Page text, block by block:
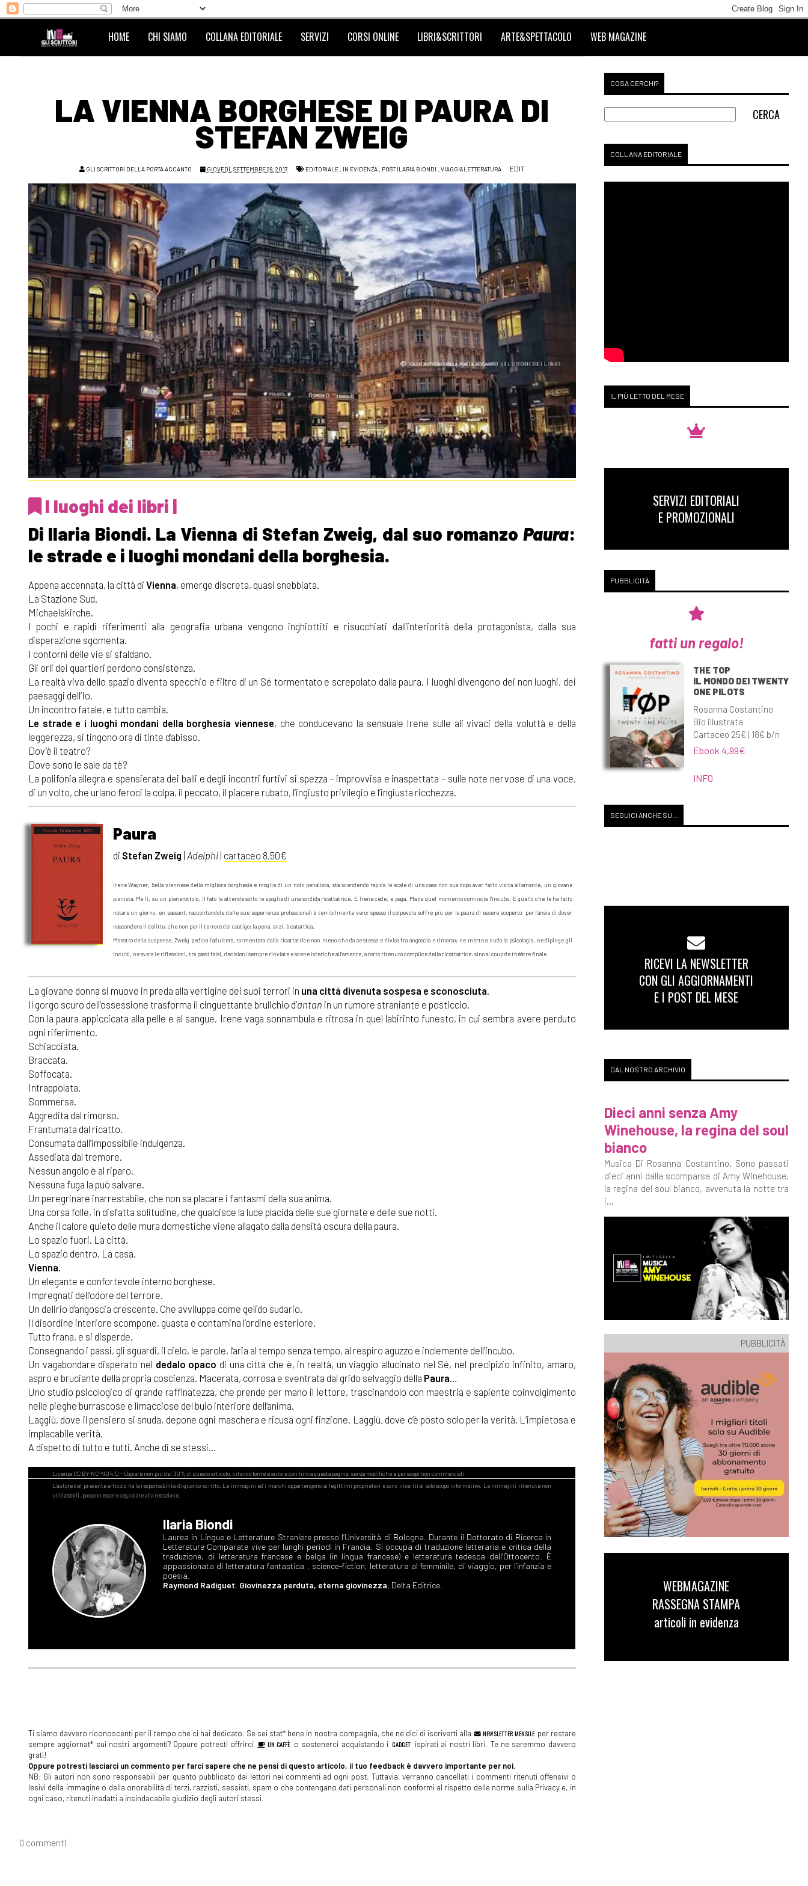
HOME CHI SIAMO COLLANA EDITORIALE SERVIZI CORSI ONLINE LIBRI&SCRITTORI ARTE&SPETTACOLO WEB MAGAZINE
LA VIENNA BORGHESE DI PAURA DI
STEFAN ZWEIG
GLI SCRITTORI DELLA PORTA ACCANTO GIOVEDÌ, SETTEMBRE 28, 2017 EDITORIALE, IN EVIDENZA, POST ILARIA BIONDI , VIAGGI&LETTERATURA EDIT
I luoghi dei libri |
Di Ilaria Biondi. La Vienna di Stefan Zweig, dal suo romanzo Paura:
le strade e i luoghi mondani della borghesia.
Appena accennata, la città di Vienna, emerge discreta, quasi snebbiata.
La Stazione Sud.
Michaelskirche.
I pochi e rapidi riferimenti alla geografia urbana vengono inghiottiti e risucchiati dall’interiorità della protagonista, dalla sua
disperazione sgomenta.
I contorni delle vie si sfaldano.
Gli orli dei quartieri perdono consistenza.
La realtà viva dello spazio diventa specchio e filtro di un Sé tormentato e screpolato dalla paura. I luoghi divengono dei non luoghi, dei
paesaggi dell’Io.
Un incontro fatale, e tutto cambia.
Le strade e i luoghi mondani della borghesia viennese, che conducevano la sensuale Irene sulle ali vivaci della voluttà e della
leggerezza, si tingono ora di tinte d’abisso.
Dov’è il teatro?
Dove sono le sale da tè?
La polifonia allegra e spensierata dei balli e degli incontri furtivi si spezza – improvvisa e inaspettata – sulle note nervose di una voce,
di un volto, che urlano feroci la colpa, il peccato, il piacere rubato, l’ingiusto privilegio e l’ingiusta ricchezza.
Paura
di Stefan Zweig | Adelphi| cartaceo 8,50€
Irene Wagner, bella viennese della migliore borghesia e moglie di un noto penalista, sta scendendo rapida le scale di una casa non sua dopo aver fatto visita all'amante, un giovane
pianista. Ma lì, su un pianerottolo, il fato la attende sotto le spoglie di una sordida ricattatrice. E Irene cede, e paga. Ma da quel momento comincia l'incubo. E quello che le ha fatto
notare un giorno, en passant, raccontandole delle sue esperienze professionali è terribilmente vero: spesso il colpevole soffre più per la paura di essere scoperto, per l'ansia di dover
nascondere il delitto, che non per il terrore del castigo; la pena, anzi, è catartica.
Maestro della suspense, Zweig pedina l'adultera, tormentata dalla ricattatrice non meno che da se stessa e divisa fra angoscia e rimorso; ne mette a nudo la psicologia, ne dipinge gli
incubi, ne svela le riflessioni, tra passi falsi, decisioni sempre rinviate e scene isteriche all'amante, a torto ritenuto complice della ricattatrice: sino al coup de théâtre finale.
La giovane donna si muove in preda alla vertigine dei suoi terrori in una città divenuta sospesa e sconosciuta.
Il gorgo scuro dell’ossessione trasforma il cinguettante brulichio d’antan in un rumore straniante e posticcio.
Con la paura appiccicata alla pelle e al sangue, Irene vaga sonnambula e ritrosa in quel labirinto funesto, in cui sembra avere perduto
ogni riferimento.
Schiacciata.
Braccata.
Soffocata.
Intrappolata.
Sommersa.
Aggredita dal rimorso.
Frantumata dal ricatto.
Consumata dall’impossibile indulgenza.
Assediata dal tremore.
Nessun angolo è al riparo.
Nessuna fuga la può salvare.
Un peregrinare inarrestabile, che non sa placare i fantasmi della sua anima.
Una corsa folle, in disfatta solitudine, che gualcisce la luce placida delle sue giornate e delle sue notti.
Anche il calore quieto delle mura domestiche viene allagato dalla densità oscura della paura.
Lo spazio fuori. La città.
Lo spazio dentro. La casa.
Vienna.
Un elegante e confortevole interno borghese.
Impregnati dell’odore del terrore.
Un delirio d’angoscia crescente. Che avviluppa come gelido sudario.
Il disordine interiore scompone, guasta e contamina l’ordine esteriore.
Tutto frana, e si disperde.
Consegnando i passi, gli sguardi, il cielo, le parole, l’aria al tempo senza tempo, al respiro aguzzo e inclemente dell’incubo.
Un vagabondare disperato nel dedalo opaco di una città che è, in realtà, un viaggio allucinato nel Sé, nel precipizio infinito, amaro,
aspro e bruciante della propria coscienza. Macerata, corrosa e sventrata dal grido selvaggio della Paura…
Uno studio psicologico di grande raffinatezza, che prende per mano il lettore, trascinandolo con maestria e sapiente coinvolgimento
nelle pieghe burrascose e limacciose del buio interiore dell’anima.
Laggiù, dove il pensiero si snuda, depone ogni maschera e ricusa ogni finzione. Laggiù, dove c’è posto solo per la verità. L’impietosa e
implacabile verità.
A dispetto di tutto e tutti. Anche di se stessi…
Ilaria Biondi
Laurea in Lingue e Letterature Straniere presso l’Università di Bologna. Durante il Dottorato di Ricerca in
Letterature Comparate vive per lunghi periodi in Francia. Si occupa di traduzione letteraria e critica della
traduzione, di letteratura francese e belga (in lingua francese) e letteratura tedesca dell’Ottocento. È
appassionata di letteratura fantastica , science-fiction, letteratura al femminile, di viaggio, per l’infanzia e
poesia.
Raymond Radiguet. Giovinezza perduta, eterna giovinezza, Delta Editrice.
Ti siamo davvero riconoscenti per il tempo che ci hai dedicato. Se sei stat* bene in nostra compagnia, che ne dici di iscriverti alla NEWSLETTER MENSILE per restare
sempre aggiornat* sui nostri argomenti? Oppure potresti offrirci
UN CAFFÈ o sostenerci acquistando i GADGET ispirati ai nostri libri. Te ne saremmo davvero
grati!
Oppure potresti lasciarci un commento per farci sapere che ne pensi di questo articolo, il tuo feedback è davvero importante per noi.
NB: Gli autori non sono responsabili per quanto pubblicato dai lettori nei commenti ad ogni post. Tuttavia, verranno cancellati i commenti ritenuti offensivi o
lesivi della immagine o della onorabilità di terzi, razzisti, sessisti, spam o che contengano dati personali non conformi al rispetto delle norme sulla Privacy e, in
ogni caso, ritenuti inadatti a insindacabile giudizio degli autori stessi.
0 commenti
COSA CERCHI?
COLLANA EDITORIALE
IL PIÙ LETTO DEL MESE
SERVIZI EDITORIALI
E PROMOZIONALI
PUBBLICITÀ
fatti un regalo!
THE TOP
IL MONDO DEI TWENTY
ONE PILOTS
Rosanna Costantino
Bio illustrata
Cartaceo 25€ | 18€ b/n
Ebook 4,99€
INFO
SEGUICI ANCHE SU...
RICEVI LA NEWSLETTER
CON GLI AGGIORNAMENTI
E I POST DEL MESE
DAL NOSTRO ARCHIVIO
Dieci anni senza Amy
Winehouse, la regina del soul
bianco
Musica Di Rosanna Costantino. Sono passati
dieci anni dalla scomparsa di Amy Winehouse,
la regina del soul bianco, avvenuta la notte tra
i...
PUBBLICITÀ
WEBMAGAZINE
RASSEGNA STAMPA
articoli in evidenza